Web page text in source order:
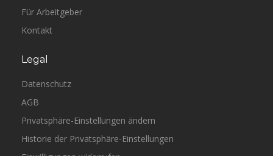
Für Arbeitgeber
Kontakt
Legal
Datenschutz
AGB
Privatsphäre-Einstellungen ändern
Historie der Privatsphäre-Einstellungen